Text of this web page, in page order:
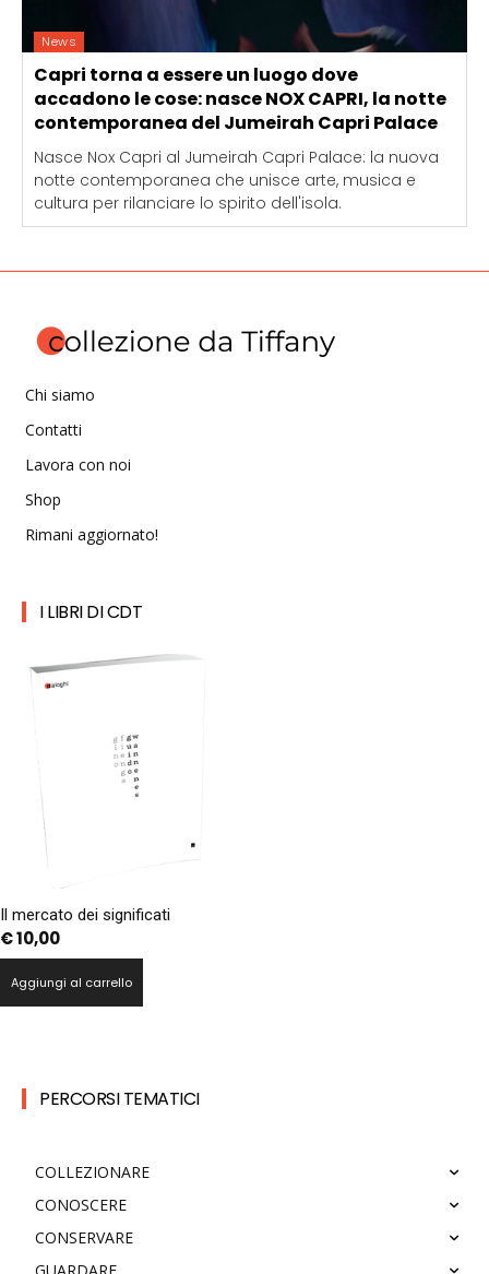
News
Capri torna a essere un luogo dove
accadono le cose: nasce NOX CAPRI, la notte
contemporanea del Jumeirah Capri Palace
Nasce Nox Capri al Jumeirah Capri Palace: la nuova
notte contemporanea che unisce arte, musica e
cultura per rilanciare lo spirito dell'isola.
Chi siamo
Contatti
Lavora con noi
Shop
Rimani aggiornato!
I LIBRI DI CDT
Il mercato dei significati
€10,00
Aggiungi al carrello
PERCORSI TEMATICI
COLLEZIONARE
CONOSCERE
CONSERVARE